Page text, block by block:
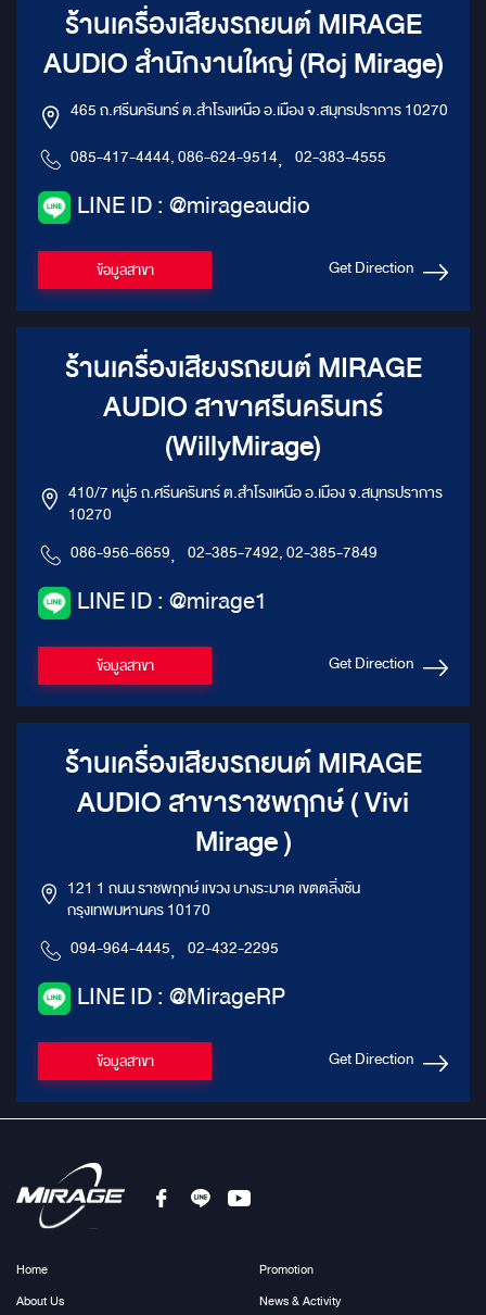
ร้านเครื่องเสียงรถยนต์ MIRAGE
AUDIO สำนักงานใหญ่ (Roj Mirage)
465 ถ.ศรีนครินทร์ ต.สำโรงเหนือ อ.เมือง จ.สมุทรปราการ 10270
085-417-4444, 086-624-9514, 02-383-4555
LINE ID : @mirageaudio
ข้อมูลสาขา Get Direction
ร้านเครื่องเสียงรถยนต์ MIRAGE
AUDIO สาขาศรีนครินทร์
(WillyMirage)
410/7 หมู่5 ถ.ศรีนครินทร์ ต.สำโรงเหนือ อ.เมือง จ.สมุทรปราการ
10270
086-956-6659, 02-385-7492, 02-385-7849
LINE ID : @mirage1
ข้อมูลสาขา Get Direction
ร้านเครื่องเสียงรถยนต์ MIRAGE
AUDIO สาขาราชพฤกษ์ ( Vivi
Mirage )
121 1 ถนน ราชพฤกษ์ แขวง บางระมาด เขตตลิ่งชัน
กรุงเทพมหานคร 10170
094-964-4445, 02-432-2295
LINE ID : @MirageRP
ข้อมูลสาขา Get Direction
Home
About Us
Promotion
News & Activity